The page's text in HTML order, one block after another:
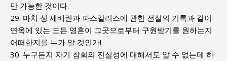
만 가능한 것이다.
29. 마치 성 세베린과 파스칼리스에 관한 전설의 기록과 같이
연옥에 있는 모든 영혼이 그곳으로부터 구원받기를 원하는지
어떠한지를 누가 알 것인가!
30. 누구든지 자기 참회의 진실성에 대해서도 알 수 없는데 하